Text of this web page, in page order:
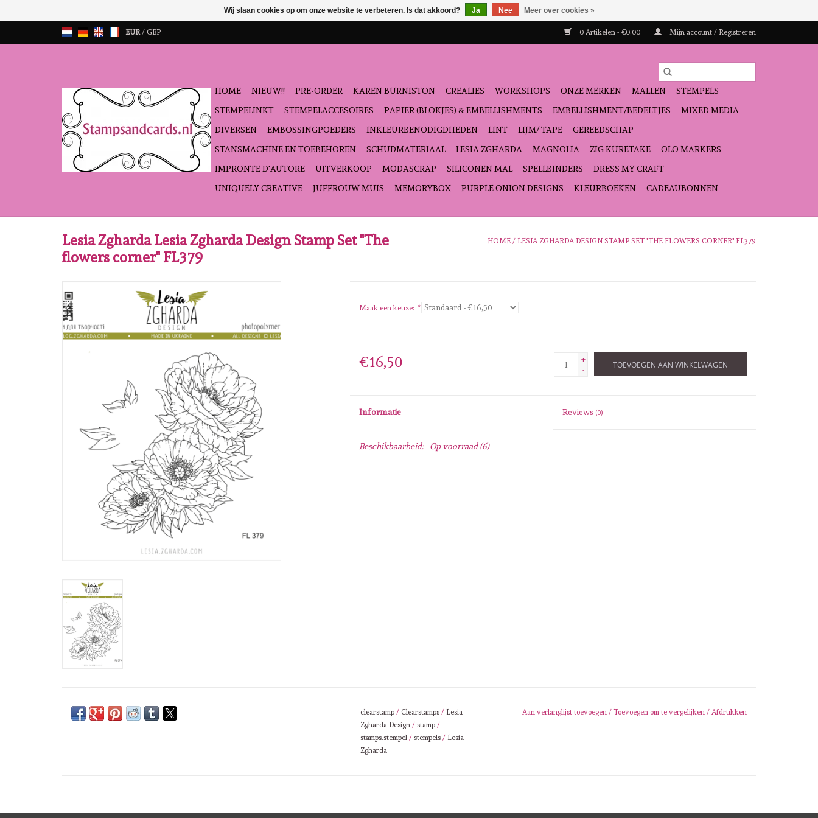
EUR/ GBP 0 Artikelen - €0,00 Mijn account / Registreren
HOME NIEUW!! PRE-ORDER KAREN BURNISTON CREALIES WORKSHOPS ONZE MERKEN MALLEN
STEMPELS
STEMPELINKT
STEMPELACCESOIRES PAPIER (BLOKJES) & EMBELLISHMENTS EMBELLISHMENT/BEDELTJES
MIXED MEDIA
DIVERSEN
EMBOSSINGPOEDERS INKLEURBENODIGDHEDEN LINT LIJM/ TAPE
GEREEDSCHAP
STANSMACHINE EN TOEBEHOREN
SCHUDMATERIAAL LESIA ZGHARDA MAGNOLIA ZIG KURETAKE
OLO MARKERS
IMPRONTE D'AUTORE
UITVERKOOP MODASCRAP SILICONEN MAL SPELLBINDERS
DRESS MY CRAFT
UNIQUELY CREATIVE
JUFFROUW MUIS MEMORYBOX PURPLE ONION DESIGNS KLEURBOEKEN CADEAUBONNEN
Lesia Zgharda Lesia Zgharda Design Stamp Set "The
flowers corner" FL379
HOME / LESIA ZGHARDA DESIGN STAMP SET "THE FLOWERS CORNER" FL379
Maak een keuze: *
€16,50
+
-
TOEVOEGEN AAN WINKELWAGEN
Informatie Reviews (0)
Beschikbaarheid: Op voorraad(6)
clearstamp / Clearstamps / Lesia
Zgharda Design / stamp /
stamps.stempel / stempels / Lesia
Zgharda
Aan verlanglijst toevoegen / Toevoegen om te vergelijken / Afdrukken
Wij slaan cookies op om onze website te verbeteren. Is dat akkoord? Ja Nee Meer over cookies »